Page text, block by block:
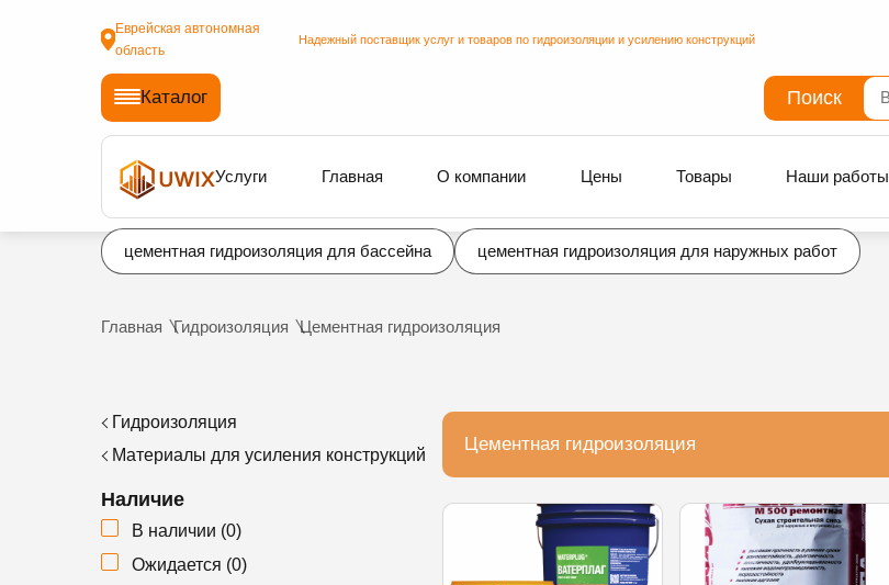
Еврейская автономная
область
Надежный поставщик услуг и товаров по гидроизоляции и усилению конструкций
Каталог Поиск
Услуги Главная О компании Цены Товары Наши работы
цементная гидроизоляция для бассейна цементная гидроизоляция для наружных работ
Главная Гидроизоляция Цементная гидроизоляция
Гидроизоляция
Материалы для усиления конструкций
Наличие
В наличии (0)
Ожидается (0)
Цементная гидроизоляция